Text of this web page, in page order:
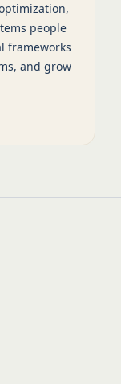
people
frameworks
and grow